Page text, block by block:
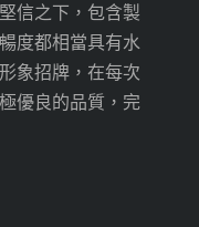
信之下，包含製
度都相當具有水
象招牌，在每次
優良的品質，完